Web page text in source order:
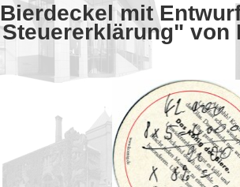
Bierdeckel mit
Steuererklärung" von